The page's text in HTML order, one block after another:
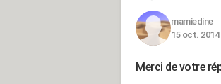
mamiedine
15 oct. 2014
Merci de votre